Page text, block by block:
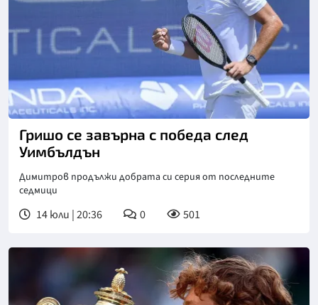
Снимка: БГНЕС
Гришо се завърна с победа след
Уимбълдън
Димитров продължи добрата си серия от последните
седмици
14 юли | 20:36 0 501